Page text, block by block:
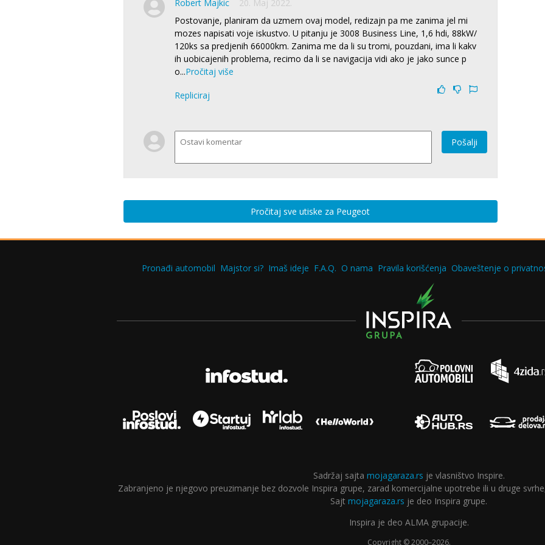
Robert Majkic
20. Maj 2022.
Postovanje, planiram da uzmem ovaj model, redizajn pa me zanima jel mi
mozes napisati voje iskustvo. U pitanju je 3008 Business Line, 1,6 hdi, 88kW/
120ks sa predjenih 66000km. Zanima me da li su tromi, pouzdani, ima li kakv
ih uobicajenih problema, recimo da li se navigacija vidi ako je jako sunce p
o...Pročitaj više
Repliciraj
Pošalji
Pročitaj sve utiske za Peugeot
Pronađi automobil Majstor si? Imaš ideje F.A.Q. O nama Pravila korišćenja Obaveštenje o
Sadržaj sajta mojagaraza.rs je vlasništvo Inspire.
Zabranjeno je njegovo preuzimanje bez dozvole Inspira grupe, zarad komercijalne upotrebe ili u druge
Sajt mojagaraza.rs je deo Inspira grupe.
Inspira je deo ALMA grupacije.
Copyright © 2000–2026.